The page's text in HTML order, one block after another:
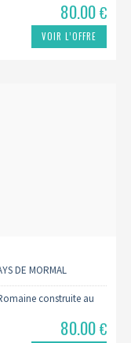
80.00€
VOIR L’OFFRE
DE MORMAL
construite au
80.00€